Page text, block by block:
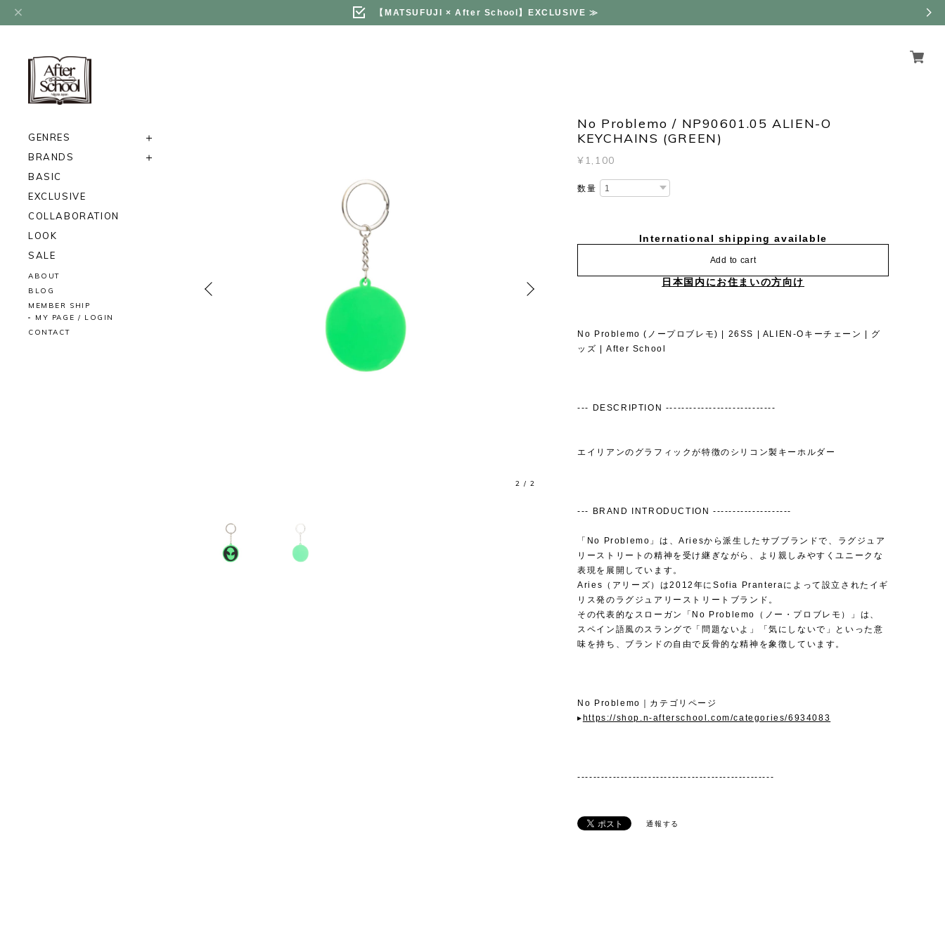
【MATSUFUJI × After School】EXCLUSIVE ≫
GENRES
BRANDS
BASIC
EXCLUSIVE
COLLABORATION
LOOK
SALE
ABOUT
BLOG
MEMBER SHIP
MY PAGE / LOGIN
CONTACT
2 /2
No Problemo / NP90601.05 ALIEN-O
KEYCHAINS (GREEN)
¥1,100
数量
International shipping available
Add to cart
日本国内にお住まいの方向け
No Problemo (ノープロブレモ) | 26SS | ALIEN-Oキーチェーン | グ
ッズ | After School
--- DESCRIPTION ----------------------------
エイリアンのグラフィックが特徴のシリコン製キーホルダー
--- BRAND INTRODUCTION --------------------
「No Problemo」は、Ariesから派生したサブブランドで、ラグジュア
リーストリートの精神を受け継ぎながら、より親しみやすくユニークな
表現を展開しています。
Aries（アリーズ）は2012年にSofia Pranteraによって設立されたイギ
リス発のラグジュアリーストリートブランド。
その代表的なスローガン「No Problemo（ノー・プロブレモ）」は、
スペイン語風のスラングで「問題ないよ」「気にしないで」といった意
味を持ち、ブランドの自由で反骨的な精神を象徴しています。
No Problemo｜カテゴリページ
▸ https://shop.n-afterschool.com/categories/6934083
--------------------------------------------------
通報する